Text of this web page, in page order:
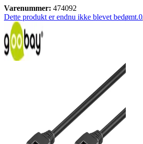
Varenummer: 474092
Dette produkt er endnu ikke blevet bedømt.0